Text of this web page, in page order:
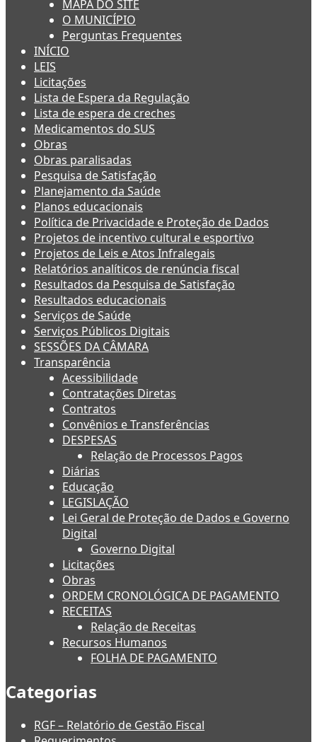
MAPA DO SITE
O MUNICÍPIO
Perguntas Frequentes
INÍCIO
LEIS
Licitações
Lista de Espera da Regulação
Lista de espera de creches
Medicamentos do SUS
Obras
Obras paralisadas
Pesquisa de Satisfação
Planejamento da Saúde
Planos educacionais
Política de Privacidade e Proteção de Dados
Projetos de incentivo cultural e esportivo
Projetos de Leis e Atos Infralegais
Relatórios analíticos de renúncia fiscal
Resultados da Pesquisa de Satisfação
Resultados educacionais
Serviços de Saúde
Serviços Públicos Digitais
SESSÕES DA CÂMARA
Transparência
Acessibilidade
Contratações Diretas
Contratos
Convênios e Transferências
DESPESAS
Relação de Processos Pagos
Diárias
Educação
LEGISLAÇÃO
Lei Geral de Proteção de Dados e Governo
Digital
Governo Digital
Licitações
Obras
ORDEM CRONOLÓGICA DE PAGAMENTO
RECEITAS
Relação de Receitas
Recursos Humanos
FOLHA DE PAGAMENTO
Categorias
RGF – Relatório de Gestão Fiscal